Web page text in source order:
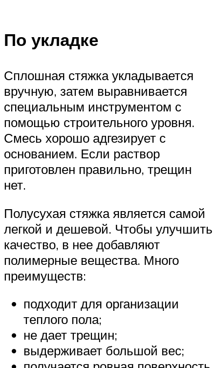
По укладке
Сплошная стяжка укладывается
вручную, затем выравнивается
специальным инструментом с
помощью строительного уровня.
Смесь хорошо адгезирует с
основанием. Если раствор
приготовлен правильно, трещин
нет.
Полусухая стяжка является самой
легкой и дешевой. Чтобы улучшить
качество, в нее добавляют
полимерные вещества. Много
преимуществ:
подходит для организации
теплого пола;
не дает трещин;
выдерживает большой вес;